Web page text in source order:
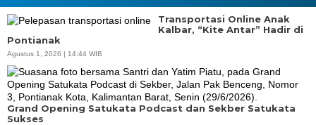
Transportasi Online Anak
Kalbar, “Kite Antar” Hadir di
Pontianak
Agustus 1, 2026 | 14:44 WIB
Grand Opening Satukata Podcast dan Sekber Satukata
Sukses